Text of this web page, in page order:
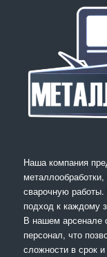
Наша компания
сварочную
подход к каждому
В нашем арсенале
персонал, что
сложности в срок